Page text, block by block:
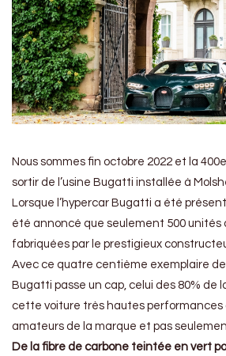
Nous sommes fin octobre 2022 et la
sortir de l’usine Bugatti installée à
Lorsque l’hypercar Bugatti a été
été annoncé que seulement 500 unités
fabriquées par le prestigieux
Avec ce quatre centième exemplaire
Bugatti passe un cap, celui des 80% de
cette voiture très hautes performances
amateurs de la marque et pas
De la fibre de carbone teintée en vert